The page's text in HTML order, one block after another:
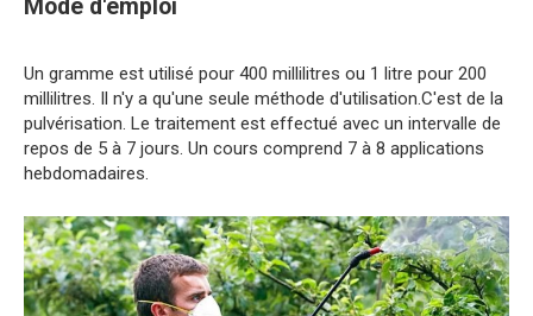
Mode d'emploi
Un gramme est utilisé pour 400 millilitres ou 1 litre pour 200
millilitres. Il n'y a qu'une seule méthode d'utilisation.C'est de la
pulvérisation. Le traitement est effectué avec un intervalle de
repos de 5 à 7 jours. Un cours comprend 7 à 8 applications
hebdomadaires.